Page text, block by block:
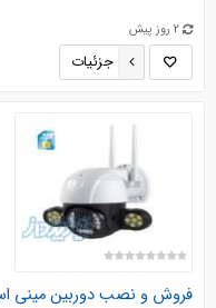
2 روز پیش
جزئیات
فروش و نصب دوربین مینی